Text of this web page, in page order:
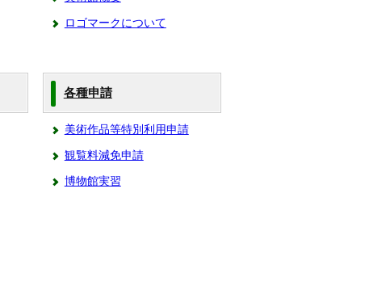
ロゴマークについて
各種申請
美術作品等特別利用申請
観覧料減免申請
博物館実習